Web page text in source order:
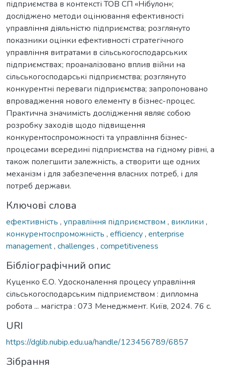
підприємства в контексті ТОВ СП «Нібулон»;
досліджено методи оцінювання ефективності
управління діяльністю підприємства; розглянуто
показники оцінки ефективності стратегічного
управління витратами в сільськогосподарських
підприємствах; проаналізовано вплив війни на
сільськогосподарські підприємства; розглянуто
конкурентні переваги підприємства; запропоновано
впровадження нового елементу в бізнес-процес.
Практична значимість дослідження являє собою
розробку заходів щодо підвищення
конкурентоспроможності та управління бізнес-
процесами всередині підприємства на гідному рівні, а
також полегшити залежність, а створити ще одних
механізм і для забезпечення власних потреб, і для
потреб держави.
Ключові слова
ефективність , управління підприємством , виклики ,
конкурентоспроможність , efficiency, enterprise
management, challenges , competitiveness
Бібліографічний опис
Куценко Є.О. Удосконалення процесу управління
сільськогосподарським підприємством : дипломна
робота ... магістра : 073 Менеджмент. Київ, 2024. 76 с.
URI
https://dglib.nubip.edu.ua/handle/123456789/6857
Зібрання